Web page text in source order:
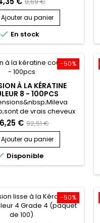
à élevée, sans alourdir
Curls Ultimate B
Defining Gel hydrate
les cheveux et prévient
l'apparition des
gel définisseur de
force et protection
aux...
Ajouter au panier
 En stock
-50%
À LA KÉRATINE
8 - 100PCS
de vrais cheveux
indétectables, qui se
dans votre
en augmentant son
sa longueur.&nbsp;
et très doux, ils sont
hair.&nbsp; Le cheveu
€ 92,51 €
Ajouter au panier
Disponible
-50%